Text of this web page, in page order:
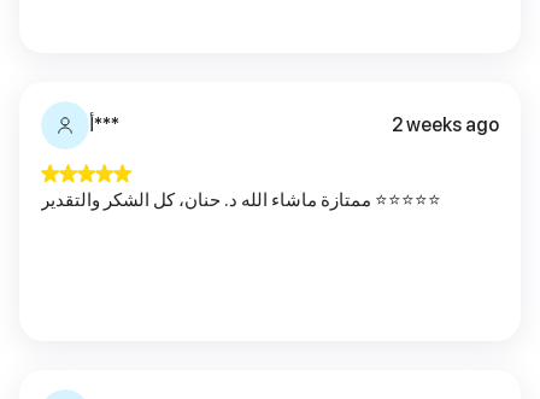
أ*** 2 weeks ago
ممتازة ماشاء الله د. حنان، كل الشكر والتقدير ⭐️⭐️⭐️⭐️⭐️